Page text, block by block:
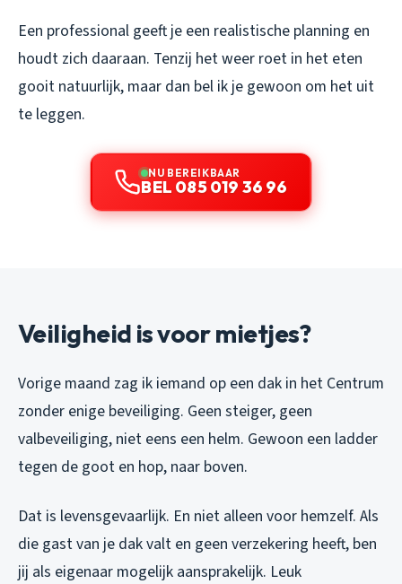
Een professional geeft je een realistische planning en
houdt zich daaraan. Tenzij het weer roet in het eten
gooit natuurlijk, maar dan bel ik je gewoon om het uit
te leggen.
NU BEREIKBAAR
BEL 085 019 36 96
Veiligheid is voor mietjes?
Vorige maand zag ik iemand op een dak in het Centrum
zonder enige beveiliging. Geen steiger, geen
valbeveiliging, niet eens een helm. Gewoon een ladder
tegen de goot en hop, naar boven.
Dat is levensgevaarlijk. En niet alleen voor hemzelf. Als
die gast van je dak valt en geen verzekering heeft, ben
jij als eigenaar mogelijk aansprakelijk. Leuk